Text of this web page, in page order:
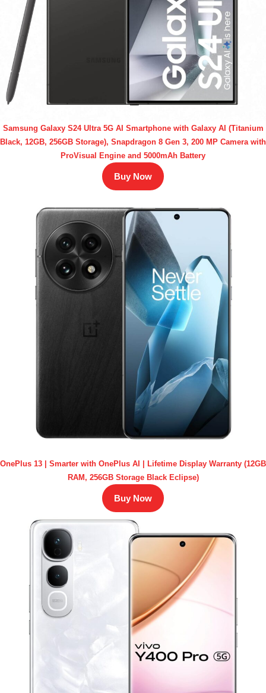
Samsung Galaxy S24 Ultra 5G AI Smartphone with Galaxy AI (Titanium
Black, 12GB, 256GB Storage), Snapdragon 8 Gen 3, 200 MP Camera with
ProVisual Engine and 5000mAh Battery
Buy Now
OnePlus 13 | Smarter with OnePlus AI | Lifetime Display Warranty (12GB
RAM, 256GB Storage Black Eclipse)
Buy Now